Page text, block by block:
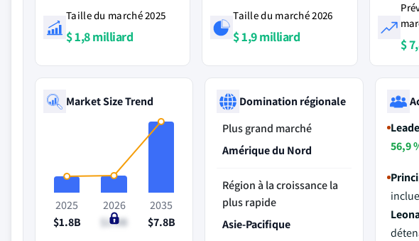
Taille du marché 2025
$ 1,8 milliard
Taille du marché 2026
$ 1,9 milliard $
Market Size Trend
2025
$1.8B
2026
$1.9B
2035
$7.8B
Domination régionale
Plus grand marché
Amérique du Nord
Région à la croissance la
plus rapide
Asie-Pacifique
56,9